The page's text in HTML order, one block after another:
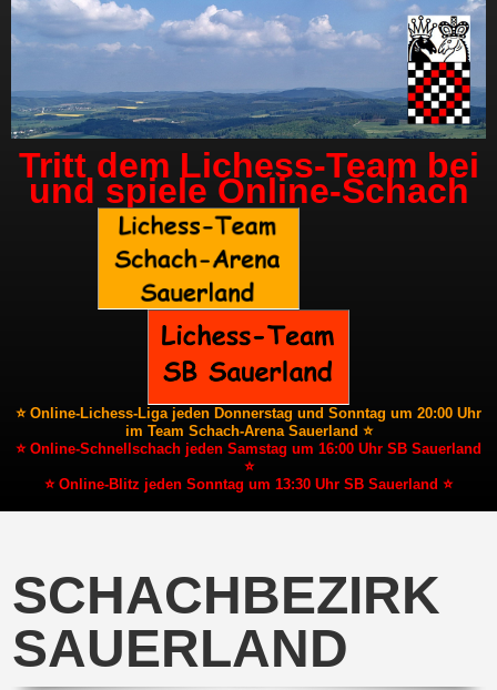
Tritt dem Lichess-Team bei
und spiele Online-Schach
⭐ Online-Lichess-Liga jeden Donnerstag und Sonntag um 20:00 Uhr
im Team Schach-Arena Sauerland ⭐
⭐ Online-Schnellschach jeden Samstag um 16:00 Uhr SB Sauerland
⭐
⭐ Online-Blitz jeden Sonntag um 13:30 Uhr SB Sauerland ⭐
SCHACHBEZIRK
SAUERLAND